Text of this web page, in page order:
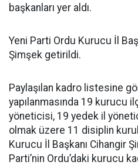
başkanları yer aldı.
Yeni Parti Ordu Kurucu İl
Şimşek getirildi.
Paylaşılan kadro listesine
yapılanmasında 19 kurucu
yöneticisi, 19 yedek il
olmak üzere 11 disiplin
Kurucu İl Başkanı Cihangir
Parti’nin Ordu’daki kurucu